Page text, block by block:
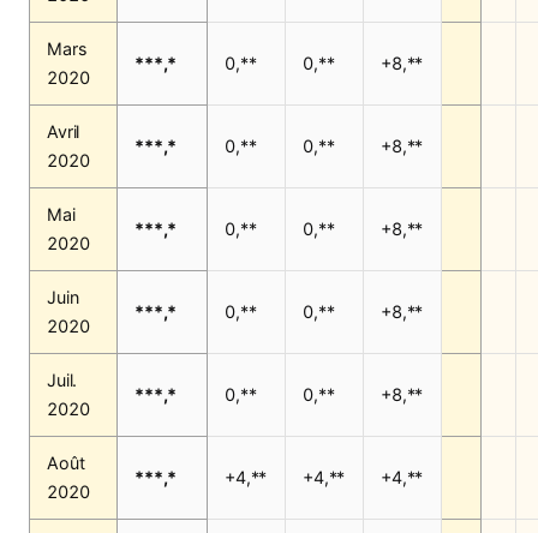
Mars
2020
***,* 0,** 0,** +8,**
Avril
2020
***,* 0,** 0,** +8,**
Mai
2020
***,* 0,** 0,** +8,**
Juin
2020
***,* 0,** 0,** +8,**
Juil.
2020
***,* 0,** 0,** +8,**
Août
2020
***,* +4,** +4,** +4,**